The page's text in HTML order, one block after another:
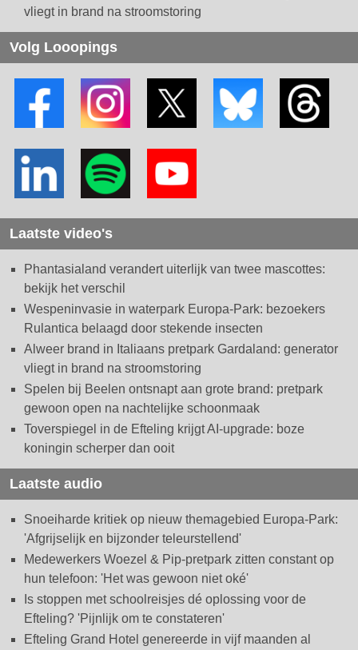
vliegt in brand na stroomstoring
Volg Looopings
Laatste video's
Phantasialand verandert uiterlijk van twee mascottes:
bekijk het verschil
Wespeninvasie in waterpark Europa-Park: bezoekers
Rulantica belaagd door stekende insecten
Alweer brand in Italiaans pretpark Gardaland: generator
vliegt in brand na stroomstoring
Spelen bij Beelen ontsnapt aan grote brand: pretpark
gewoon open na nachtelijke schoonmaak
Toverspiegel in de Efteling krijgt AI-upgrade: boze
koningin scherper dan ooit
Laatste audio
Snoeiharde kritiek op nieuw themagebied Europa-Park:
'Afgrijselijk en bijzonder teleurstellend'
Medewerkers Woezel & Pip-pretpark zitten constant op
hun telefoon: 'Het was gewoon niet oké'
Is stoppen met schoolreisjes dé oplossing voor de
Efteling? 'Pijnlijk om te constateren'
Efteling Grand Hotel genereerde in vijf maanden al